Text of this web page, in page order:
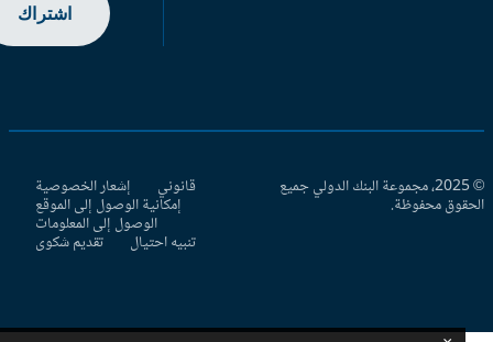
اشتراك
© 2025، مجموعة البنك الدولي جميع
محفوظة.
قانوني إشعار الخصوصية
إمكانية الوصول إلى الموقع
الوصول إلى المعلومات
تنبيه احتيال تقديم شكوى